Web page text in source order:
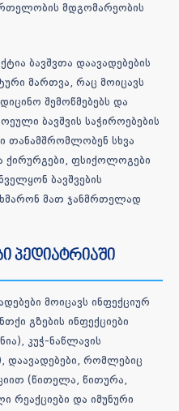
მდგომარეობის
ბავშვთა დაავადებების
მართვა, რაც მოიცავს
შემოწმებებს და
ბავშვის საჭიროებების
თანამშრომლობენ სხვა
ქირურგები, ფსიქოლოგები
ბავშვების
მათ ჯანმრთელად
პედიატრიაში
მოიცავს ინფექციურ
გზების ინფექციები
კუჭ-ნაწლავის
დაავადებები, რომლებიც
(წითელა, წითურა,
რეაქციები და იმუნური